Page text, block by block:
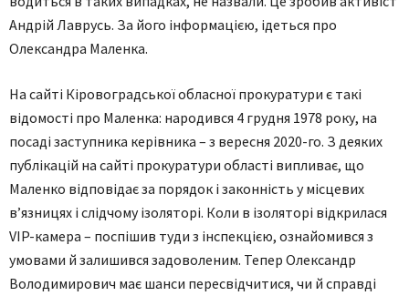
Андрій Лаврусь. За його інформацією, ідеться про
Олександра Маленка.
На сайті Кіровоградської обласної прокуратури є такі
відомості про Маленка: народився 4 грудня 1978 року, на
посаді заступника керівника – з вересня 2020-го. З деяких
публікацій на сайті прокуратури області випливає, що
Маленко відповідає за порядок і законність у місцевих
в’язницях і слідчому ізоляторі. Коли в ізоляторі відкрилася
VIP-камера – поспішив туди з інспекцією, ознайомився з
умовами й залишився задоволеним. Тепер Олександр
Володимирович має шанси пересвідчитися, чи й справді